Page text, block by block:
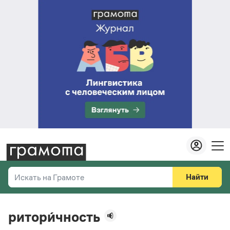
Искать на Грамоте
Справочная служба
Найти
ритори́чность